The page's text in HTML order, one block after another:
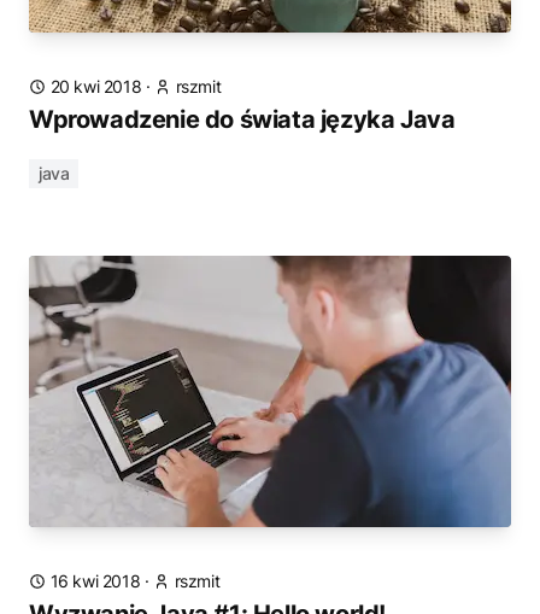
20 kwi 2018 · rszmit
Wprowadzenie do świata języka Java
java
16 kwi 2018 · rszmit